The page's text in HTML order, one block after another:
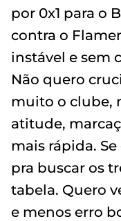
por 0x1 para o
contra o
instável e sem
Não quero
muito o clube,
atitude,
mais rápida.
pra buscar os
tabela. Quero
e menos erro